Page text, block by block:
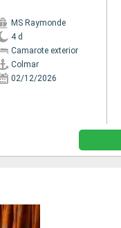
MS Raymonde
4 d
Camarote exterior
Colmar
02/12/2026